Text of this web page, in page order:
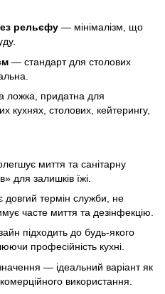
рельєфу — мінімалізм, що
— стандарт для столових
ложка, придатна для
кухнях, столових, кейтерингу,
миття та санітарну
для залишків їжі.
довгий термін служби, не
часте миття та дезінфекцію.
підходить до будь-якого
професійність кухні.
— ідеальний варіант як
використання.